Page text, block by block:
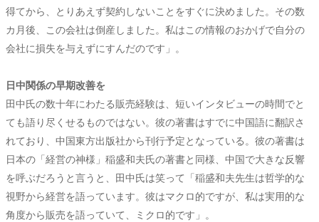
得てから、とりあえず契約しないことをすぐに決めました。その数
カ月後、この会社は倒産しました。私はこの情報のおかげで自分の
会社に損失を与えずにすんだのです」。
日中関係の早期改善を
田中氏の数十年にわたる販売経験は、短いインタビューの時間でと
ても語り尽くせるものではない。彼の著書はすでに中国語に翻訳さ
れており、中国東方出版社から刊行予定となっている。彼の著書は
日本の「経営の神様」稲盛和夫氏の著書と同様、中国で大きな反響
を呼ぶだろうと言うと、田中氏は笑って「稲盛和夫先生は哲学的な
視野から経営を語っています。彼はマクロ的ですが、私は実用的な
角度から販売を語っていて、ミクロ的です」。